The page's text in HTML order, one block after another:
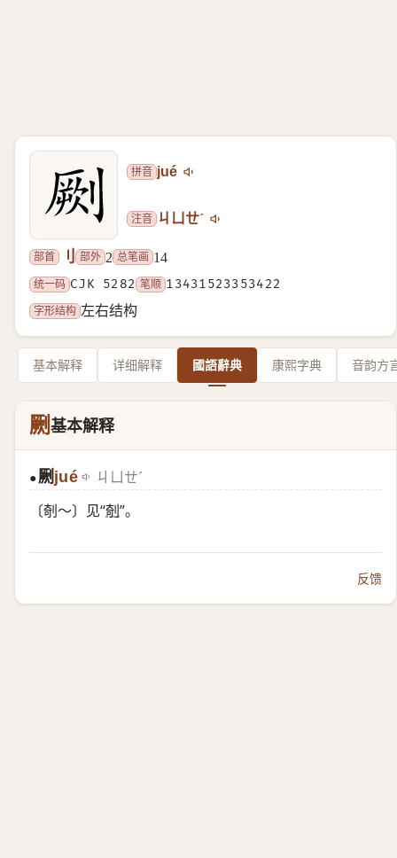
拼音 jué
注音 ㄐㄩㄝˊ
部首 刂 部外 2 总笔画 14
统一码 CJK 5282 笔顺 13431523353422
字形结构 左右结构
基本解释 详细解释 國語辭典 康熙字典 音韵方
劂基本解释
●劂 jué ㄐㄩㄝˊ
〔剞～〕见“剞”。
反馈